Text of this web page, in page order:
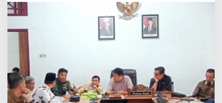
n
K
r
s
a
m